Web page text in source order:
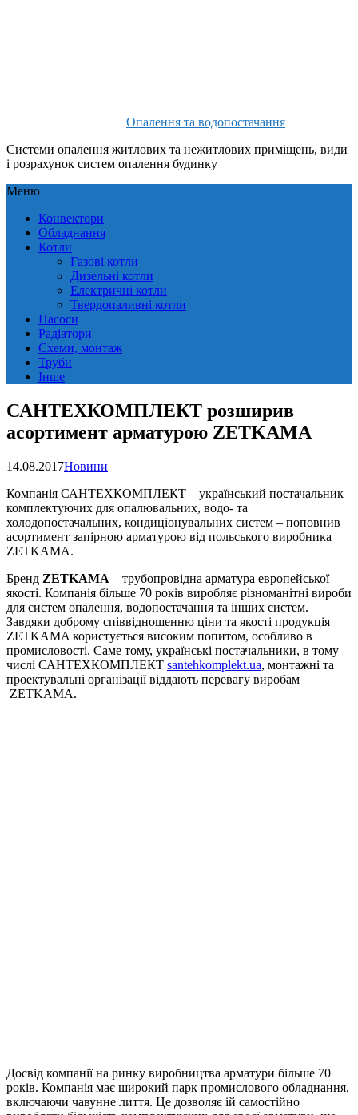
Опалення та водопостачання
Системи опалення житлових та нежитлових приміщень, види
і розрахунок систем опалення будинку
Меню
Конвектори
Обладнання
Котли
Газові котли
Дизельні котли
Електричні котли
Твердопаливні котли
Насоси
Радіатори
Схеми, монтаж
Труби
Інше
САНТЕХКОМПЛЕКТ розширив
асортимент арматурою ZETKAMA
14.08.2017Новини
Компанія САНТЕХКОМПЛЕКТ – український постачальник
комплектуючих для опалювальних, водо- та
холодопостачальних, кондиціонувальних систем – поповнив
асортимент запірною арматурою від польського виробника
ZETKAMA.
Бренд ZETKAMA – трубопровідна арматура европейської
якості. Компанія більше 70 років виробляє різноманітні вироби
для систем опалення, водопостачання та інших систем.
Завдяки доброму співвідношенню ціни та якості продукція
ZETKAMA користується високим попитом, особливо в
промисловості. Саме тому, українські постачальники, в тому
числі САНТЕХКОМПЛЕКТ santehkomplekt.ua, монтажні та
проектувальні організації віддають перевагу виробам
ZETKAMA.
Досвід компанії на ринку виробництва арматури більше 70
років. Компанія має широкий парк промислового обладнання,
включаючи чавунне лиття. Це дозволяє ій самостійно